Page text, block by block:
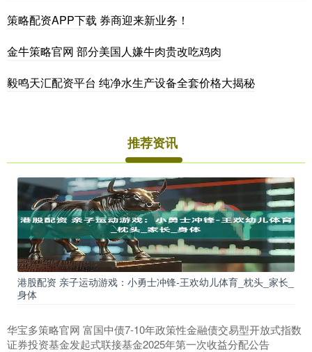
策略配资APP下载 券商迎来新业务！
金牛策略官网 部分美国人嫌牛肉贵改吃鸡肉
毅鸣天汇配资平台 纯净水生产设备全套价格大揭秘
推荐资讯
港股配资 亲子运动游戏：小勇士冲锋-王欢幼儿体育_枕头_家长_
身体
华宝多策略官网 富国中债7-10年政策性金融债交易型开放式指数
证券投资基金发起式联接基金2025年第一次收益分配公告